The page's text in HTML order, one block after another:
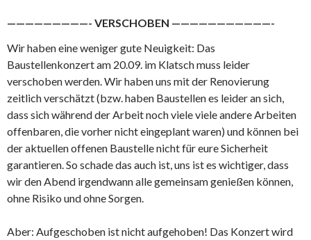
—————————- VERSCHOBEN ———————————-
Wir haben eine weniger gute Neuigkeit: Das
Baustellenkonzert am 20.09. im Klatsch muss leider
verschoben werden. Wir haben uns mit der Renovierung
zeitlich verschätzt (bzw. haben Baustellen es leider an sich,
dass sich während der Arbeit noch viele viele andere Arbeiten
offenbaren, die vorher nicht eingeplant waren) und können bei
der aktuellen offenen Baustelle nicht für eure Sicherheit
garantieren. So schade das auch ist, uns ist es wichtiger, dass
wir den Abend irgendwann alle gemeinsam genießen können,
ohne Risiko und ohne Sorgen.
Aber: Aufgeschoben ist nicht aufgehoben! Das Konzert wird